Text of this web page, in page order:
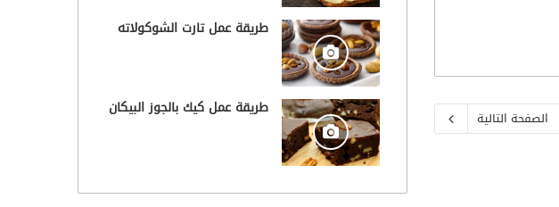
الصفحة التالية
طريقة عمل تارت الشوكولاته
طريقة عمل كيك بالجوز البيكان